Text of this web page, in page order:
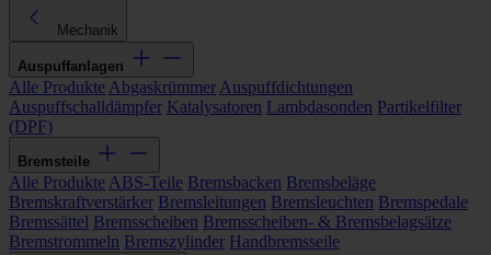
Mechanik
Auspuffanlagen
Alle Produkte Abgaskrümmer Auspuffdichtungen
Auspuffschalldämpfer Katalysatoren Lambdasonden Partikelfilter
(DPF)
Bremsteile
Alle Produkte ABS-Teile Bremsbacken Bremsbeläge
Bremskraftverstärker Bremsleitungen Bremsleuchten Bremspedale
Bremssättel Bremsscheiben Bremsscheiben- & Bremsbelagsätze
Bremstrommeln Bremszylinder Handbremsseile